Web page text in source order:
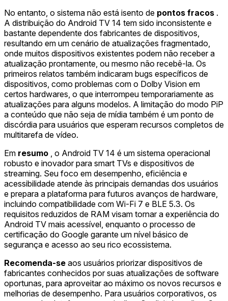
No entanto, o sistema não está isento de pontos fracos .
A distribuição do Android TV 14 tem sido inconsistente e
bastante dependente dos fabricantes de dispositivos,
resultando em um cenário de atualizações fragmentado,
onde muitos dispositivos existentes podem não receber a
atualização prontamente, ou mesmo não recebê-la. Os
primeiros relatos também indicaram bugs específicos de
dispositivos, como problemas com o Dolby Vision em
certos hardwares, o que interrompeu temporariamente as
atualizações para alguns modelos. A limitação do modo PiP
a conteúdo que não seja de mídia também é um ponto de
discórdia para usuários que esperam recursos completos de
multitarefa de vídeo.
Em resumo , o Android TV 14 é um sistema operacional
robusto e inovador para smart TVs e dispositivos de
streaming. Seu foco em desempenho, eficiência e
acessibilidade atende às principais demandas dos usuários
e prepara a plataforma para futuros avanços de hardware,
incluindo compatibilidade com Wi-Fi 7 e BLE 5.3. Os
requisitos reduzidos de RAM visam tornar a experiência do
Android TV mais acessível, enquanto o processo de
certificação do Google garante um nível básico de
segurança e acesso ao seu rico ecossistema.
Recomenda-se aos usuários priorizar dispositivos de
fabricantes conhecidos por suas atualizações de software
oportunas, para aproveitar ao máximo os novos recursos e
melhorias de desempenho. Para usuários corporativos, os